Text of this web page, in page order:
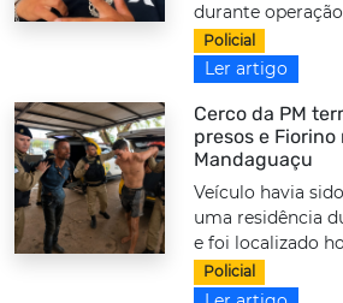
durante
Policial
Ler artigo
Cerco da PM
presos e
Mandaguaçu
Veículo havia
uma residência
e foi localizado
Policial